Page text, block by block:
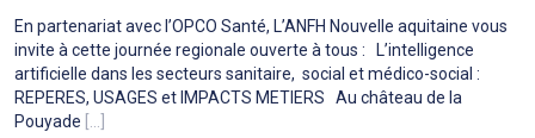
En partenariat avec l’OPCO Santé, L’ANFH Nouvelle aquitaine vous
invite à cette journée regionale ouverte à tous : L’intelligence
artificielle dans les secteurs sanitaire, social et médico-social :
REPERES, USAGES et IMPACTS METIERS Au château de la
Pouyade [...]